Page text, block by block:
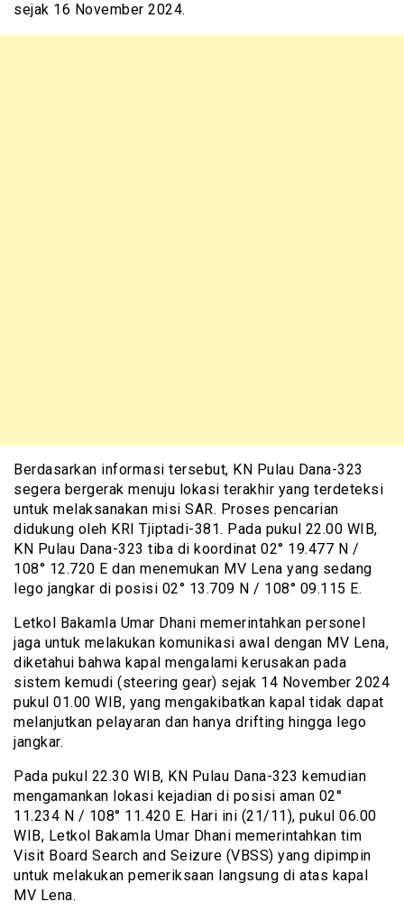
sejak 16 November 2024.
Berdasarkan informasi tersebut, KN Pulau Dana-323
segera bergerak menuju lokasi terakhir yang terdeteksi
untuk melaksanakan misi SAR. Proses pencarian
didukung oleh KRI Tjiptadi-381. Pada pukul 22.00 WIB,
KN Pulau Dana-323 tiba di koordinat 02° 19.477 N /
108° 12.720 E dan menemukan MV Lena yang sedang
lego jangkar di posisi 02° 13.709 N / 108° 09.115 E.
Letkol Bakamla Umar Dhani memerintahkan personel
jaga untuk melakukan komunikasi awal dengan MV Lena,
diketahui bahwa kapal mengalami kerusakan pada
sistem kemudi (steering gear) sejak 14 November 2024
pukul 01.00 WIB, yang mengakibatkan kapal tidak dapat
melanjutkan pelayaran dan hanya drifting hingga lego
jangkar.
Pada pukul 22.30 WIB, KN Pulau Dana-323 kemudian
mengamankan lokasi kejadian di posisi aman 02°
11.234 N / 108° 11.420 E. Hari ini (21/11), pukul 06.00
WIB, Letkol Bakamla Umar Dhani memerintahkan tim
Visit Board Search and Seizure (VBSS) yang dipimpin
untuk melakukan pemeriksaan langsung di atas kapal
MV Lena.